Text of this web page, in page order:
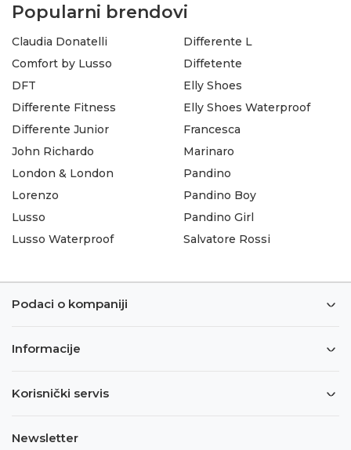
Popularni brendovi
Claudia Donatelli
Comfort by Lusso
DFT
Differente Fitness
Differente Junior
Differente L
Diffetente
Elly Shoes
Elly Shoes Waterproof
Francesca
John Richardo
London & London
Lorenzo
Lusso
Lusso Waterproof
Marinaro
Pandino
Pandino Boy
Pandino Girl
Salvatore Rossi
Podaci o kompaniji
Informacije
Korisnički servis
Newsletter